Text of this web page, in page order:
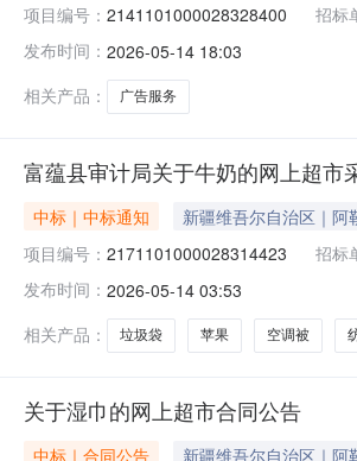
项目编号： 2141101000028328400 招标
发布时间： 2026-05-14 18:03
相关产品：
广告服务
富蕴县审计局关于牛奶的网上超市
中标｜中标通知 新疆维吾尔自治区｜阿
项目编号： 2171101000028314423 招标
发布时间： 2026-05-14 03:53
相关产品：
垃圾袋 苹果 空调被
关于湿巾的网上超市合同公告
中标｜合同公告 新疆维吾尔自治区｜阿